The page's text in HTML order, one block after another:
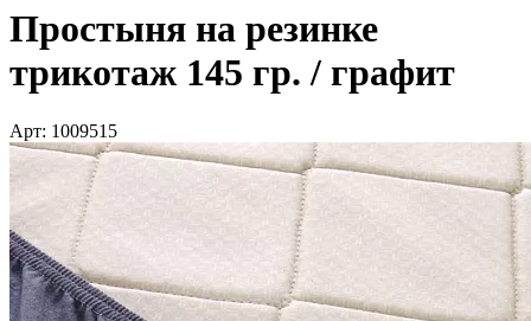
Простыня на резинке
трикотаж 145 гр. / графит
Арт: 1009515